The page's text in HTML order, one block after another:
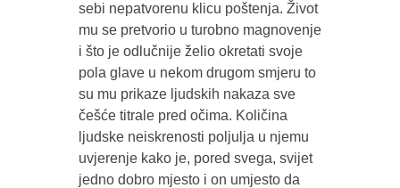
sebi nepatvorenu klicu poštenja. Život
mu se pretvorio u turobno magnovenje
i što je odlučnije želio okretati svoje
pola glave u nekom drugom smjeru to
su mu prikaze ljudskih nakaza sve
češće titrale pred očima. Količina
ljudske neiskrenosti poljulja u njemu
uvjerenje kako je, pored svega, svijet
jedno dobro mjesto i on umjesto da